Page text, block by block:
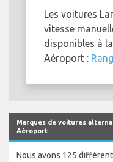
Les voitures
vitesse
disponibles à
Aéroport :
Marques de voitures
Aéroport
Nous avons 125